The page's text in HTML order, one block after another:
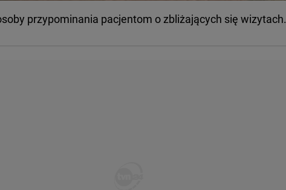
przypominania pacjentom o zbliżających się wizytach.